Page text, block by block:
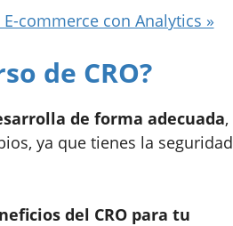
commerce con Analytics »
de CRO?
de forma adecuada,
ya que tienes la seguridad
del CRO para tu